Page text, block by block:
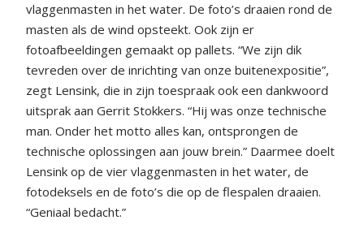
vlaggenmasten in het water. De foto’s draaien rond de
masten als de wind opsteekt. Ook zijn er
fotoafbeeldingen gemaakt op pallets. “We zijn dik
tevreden over de inrichting van onze buitenexpositie”,
zegt Lensink, die in zijn toespraak ook een dankwoord
uitsprak aan Gerrit Stokkers. “Hij was onze technische
man. Onder het motto alles kan, ontsprongen de
technische oplossingen aan jouw brein.” Daarmee doelt
Lensink op de vier vlaggenmasten in het water, de
fotodeksels en de foto’s die op de flespalen draaien.
“Geniaal bedacht.”